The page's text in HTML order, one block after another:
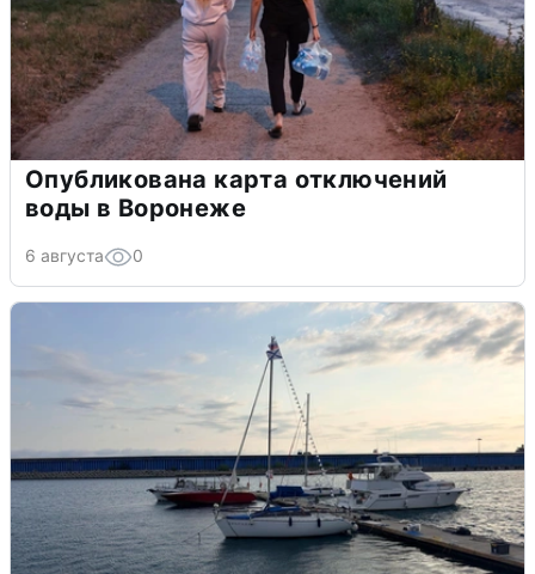
Опубликована карта отключений
воды в Воронеже
6 августа 0